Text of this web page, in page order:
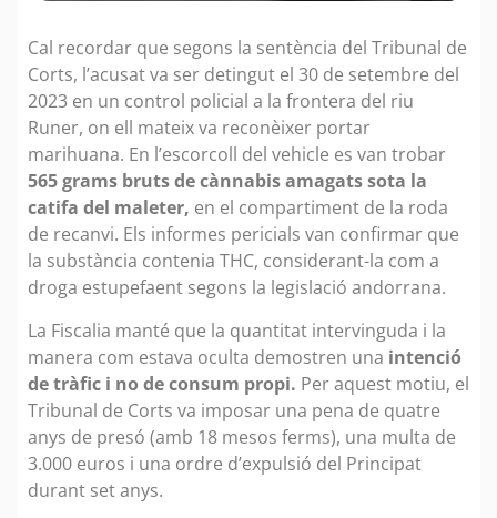
Cal recordar que segons la sentència del Tribunal de
Corts, l’acusat va ser detingut el 30 de setembre del
2023 en un control policial a la frontera del riu
Runer, on ell mateix va reconèixer portar
marihuana. En l’escorcoll del vehicle es van trobar
565 grams bruts de cànnabis amagats sota la
catifa del maleter, en el compartiment de la roda
de recanvi. Els informes pericials van confirmar que
la substància contenia THC, considerant-la com a
droga estupefaent segons la legislació andorrana.
La Fiscalia manté que la quantitat intervinguda i la
manera com estava oculta demostren una intenció
de tràfic i no de consum propi. Per aquest motiu, el
Tribunal de Corts va imposar una pena de quatre
anys de presó (amb 18 mesos ferms), una multa de
3.000 euros i una ordre d’expulsió del Principat
durant set anys.